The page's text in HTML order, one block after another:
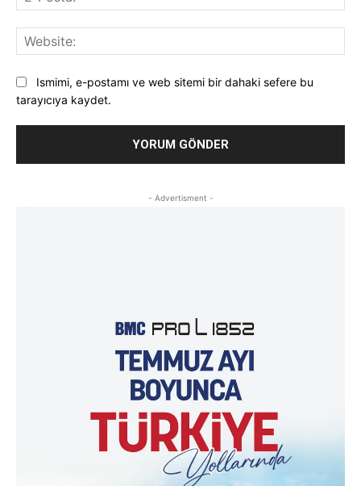
Ismimi, e-postamı ve web sitemi bir dahaki sefere bu
tarayıcıya kaydet.
- Advertisment -